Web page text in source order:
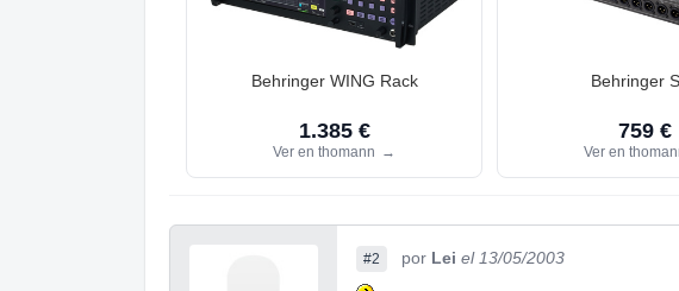
Behringer WING Rack
1.385 €
Ver en thomann →
Behringer
759 €
Ver en
#2 por Lei el 13/05/2003